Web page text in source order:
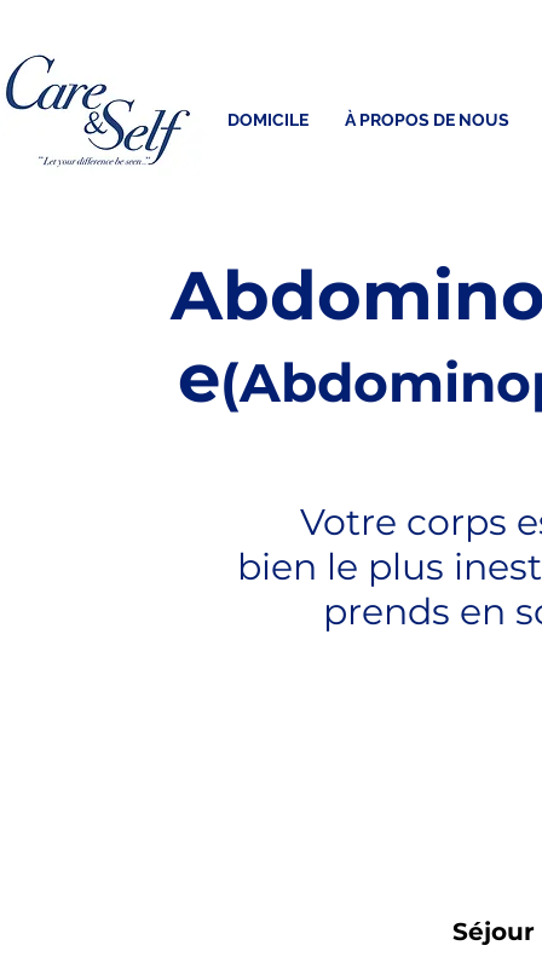
DOMICILE À PROPOS DE NOUS
e
Votre corps
bien le plus
prends en
Séjour